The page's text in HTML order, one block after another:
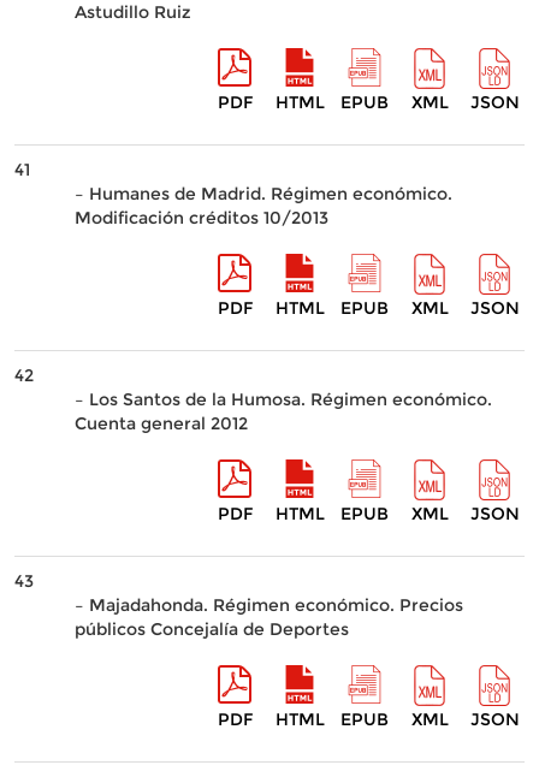
Astudillo Ruiz
PDF HTML EPUB XML JSON
41
– Humanes de Madrid. Régimen económico.
Modificación créditos 10/2013
PDF HTML EPUB XML JSON
42
– Los Santos de la Humosa. Régimen económico.
Cuenta general 2012
PDF HTML EPUB XML JSON
43
– Majadahonda. Régimen económico. Precios
públicos Concejalía de Deportes
PDF HTML EPUB XML JSON